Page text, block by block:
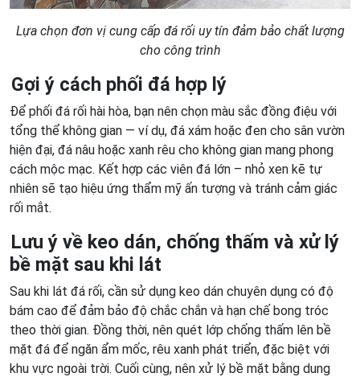
Lựa chọn đơn vị cung cấp đá rối uy tín đảm bảo chất lượng
cho công trình
Gợi ý cách phối đá hợp lý
Để phối đá rối hài hòa, bạn nên chọn màu sắc đồng điệu với
tổng thể không gian — ví dụ, đá xám hoặc đen cho sân vườn
hiện đại, đá nâu hoặc xanh rêu cho không gian mang phong
cách mộc mạc. Kết hợp các viên đá lớn – nhỏ xen kẽ tự
nhiên sẽ tạo hiệu ứng thẩm mỹ ấn tượng và tránh cảm giác
rối mắt.
Lưu ý về keo dán, chống thấm và xử lý
bề mặt sau khi lát
Sau khi lát đá rối, cần sử dụng keo dán chuyên dụng có độ
bám cao để đảm bảo độ chắc chắn và hạn chế bong tróc
theo thời gian. Đồng thời, nên quét lớp chống thấm lên bề
mặt đá để ngăn ẩm mốc, rêu xanh phát triển, đặc biệt với
khu vực ngoài trời. Cuối cùng, nên xử lý bề mặt bằng dung